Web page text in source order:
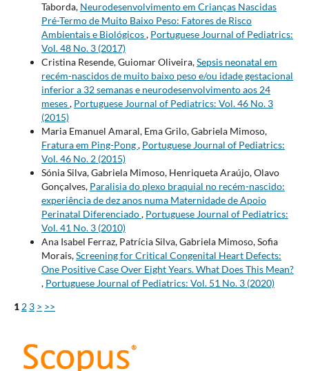
Taborda, Neurodesenvolvimento em Crianças Nascidas
Pré-Termo de Muito Baixo Peso: Fatores de Risco
Ambientais e Biológicos, Portuguese Journal of Pediatrics:
Vol. 48 No. 3 (2017)
Cristina Resende, Guiomar Oliveira,Sepsis neonatal em
recém-nascidos de muito baixo peso e/ou idade gestacional
inferior a 32 semanas e neurodesenvolvimento aos 24
meses, Portuguese Journal of Pediatrics: Vol. 46 No. 3
(2015)
Maria Emanuel Amaral, Ema Grilo, Gabriela Mimoso,
Fratura em Ping-Pong, Portuguese Journal of Pediatrics:
Vol. 46 No. 2 (2015)
Sónia Silva, Gabriela Mimoso, Henriqueta Araújo, Olavo
Gonçalves, Paralisia do plexo braquial no recém-nascido:
experiência de dez anos numa Maternidade de Apoio
Perinatal Diferenciado, Portuguese Journal of Pediatrics:
Vol. 41 No. 3 (2010)
Ana Isabel Ferraz, Patrícia Silva, Gabriela Mimoso, Sofia
Morais,Screening for Critical Congenital Heart Defects:
One Positive Case Over Eight Years. What Does This Mean?
, Portuguese Journal of Pediatrics: Vol. 51 No. 3 (2020)
1 2 3 > >>